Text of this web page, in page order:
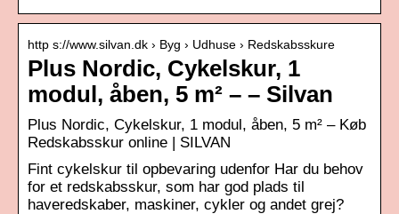
http s://www.silvan.dk › Byg › Udhuse › Redskabsskure
Plus Nordic, Cykelskur, 1
modul, åben, 5 m² – – Silvan
Plus Nordic, Cykelskur, 1 modul, åben, 5 m² – Køb
Redskabsskur online | SILVAN
Fint cykelskur til opbevaring udenfor Har du behov
for et redskabsskur, som har god plads til
haveredskaber, maskiner, cykler og andet grej?